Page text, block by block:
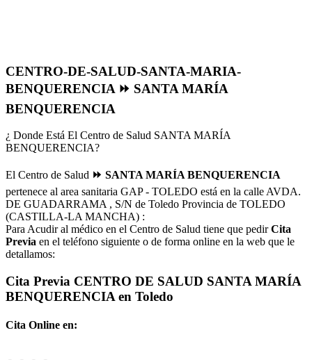
CENTRO-DE-SALUD-SANTA-MARIA-
BENQUERENCIA ⏩ SANTA MARÍA
BENQUERENCIA
¿ Donde Está El Centro de Salud SANTA MARÍA
BENQUERENCIA?
El Centro de Salud ⏩ SANTA MARÍA BENQUERENCIA
pertenece al area sanitaria GAP - TOLEDO está en la calle AVDA.
DE GUADARRAMA , S/N de Toledo Provincia de TOLEDO
(CASTILLA-LA MANCHA) :
Para Acudir al médico en el Centro de Salud tiene que pedirCita
Previa en el teléfono siguiente o de forma online en la web que le
detallamos:
Cita Previa CENTRO DE SALUD SANTA MARÍA
BENQUERENCIA en Toledo
Cita Online en: